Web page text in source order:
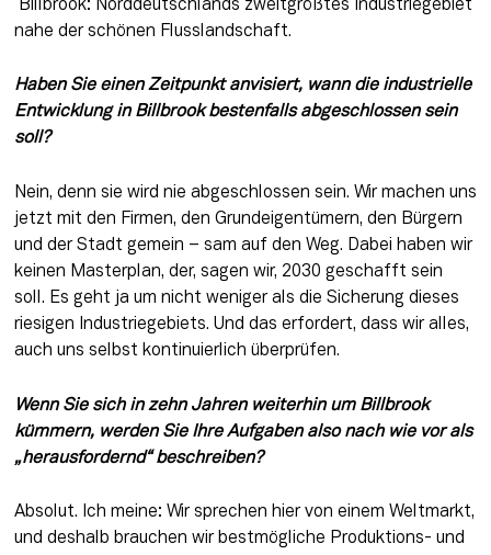
nahe der schönen Flusslandschaft.
Haben Sie einen Zeitpunkt anvisiert, wann die industrielle
Entwicklung in Billbrook bestenfalls abgeschlossen sein
soll?
Nein, denn sie wird nie abgeschlossen sein. Wir machen uns
jetzt mit den Firmen, den Grundeigentümern, den Bürgern
und der Stadt gemein – sam auf den Weg. Dabei haben wir
keinen Masterplan, der, sagen wir, 2030 geschafft sein
soll. Es geht ja um nicht weniger als die Sicherung dieses
riesigen Industriegebiets. Und das erfordert, dass wir alles,
auch uns selbst kontinuierlich überprüfen.
Wenn Sie sich in zehn Jahren weiterhin um Billbrook
kümmern, werden Sie Ihre Aufgaben also nach wie vor als
„herausfordernd“ beschreiben?
Absolut. Ich meine: Wir sprechen hier von einem Weltmarkt,
und deshalb brauchen wir bestmögliche Produktions- und